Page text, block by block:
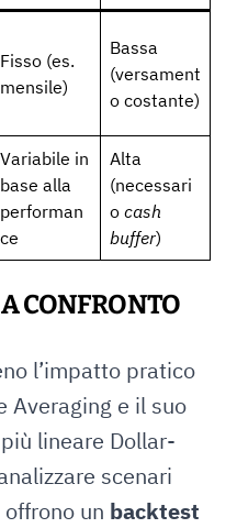
Fisso (es.
mensile)
Bassa
(versament
o costante)
Variabile in
base alla
performan
ce
Alta
(necessari
o cash
buffer)
CONFRONTO
l’impatto pratico
Averaging e il suo
lineare Dollar-
scenari
un backtest